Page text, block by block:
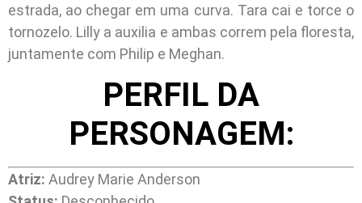
estrada, ao chegar em uma curva. Tara cai e torce o
tornozelo. Lilly a auxilia e ambas correm pela floresta,
juntamente com Philip e Meghan.
PERFIL DA
PERSONAGEM:
Atriz: Audrey Marie Anderson